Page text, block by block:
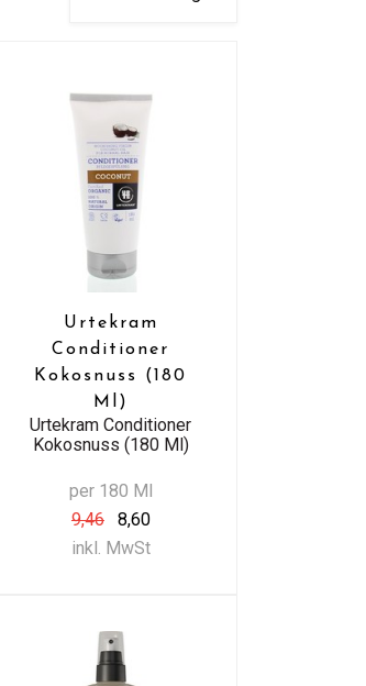
Urtekram
Conditioner
Kokosnuss (180
Ml)
Urtekram Conditioner
Kokosnuss (180 Ml)
per 180 Ml
9,46
8,60
inkl. MwSt